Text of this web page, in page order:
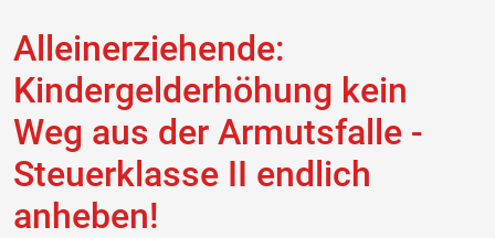
Alleinerziehende:
Kindergelderhöhung kein
Weg aus der Armutsfalle -
Steuerklasse II endlich
anheben!